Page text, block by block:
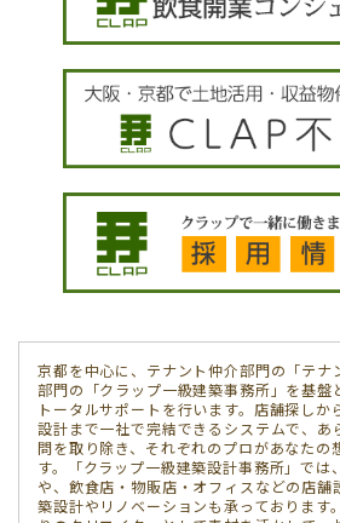
京都を中心に、テナント仲介部門の「テナ
部門の「クラップ一級建築事務所」を基盤
トータルサポートを行います。店舗探しか
設計まで一社で完結できるシステムで、あ
問を取り除き、それぞれのプロがあなたの
す。「クラップ一級建築設計事務所」では
や、飲食店・物販店・オフィスなどの店舗
築設計やリノベーションも承っております